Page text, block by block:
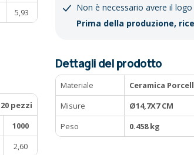
5,93
20 pezzi
1000
2,60
Non è necessario avere il
Prima della produzione,
Dettagli del prodotto
Materiale
Ceramica
Misure
Ø14,7X7 CM
Peso
0.458 kg